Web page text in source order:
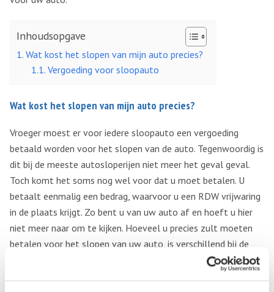
Inhoudsopgave
Wat kost het slopen van mijn auto precies?
Vergoeding voor sloopauto
Wat kost het slopen van mijn auto precies?
Vroeger moest er voor iedere sloopauto een vergoeding
betaald worden voor het slopen van de auto. Tegenwoordig is
dit bij de meeste autosloperijen niet meer het geval geval.
Toch komt het soms nog wel voor dat u moet betalen. U
betaalt eenmalig een bedrag, waarvoor u een RDW vrijwaring
in de plaats krijgt. Zo bent u van uw auto af en hoeft u hier
niet meer naar om te kijken. Hoeveel u precies zult moeten
betalen voor het slopen van uw auto, is verschillend bij de
verschillende autosloperijen. Als u uw auto niet zelfstandig
naar een autosloperij kunt brengen, zult u daarvoor soms